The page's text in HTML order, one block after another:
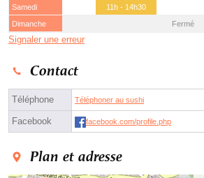
Samedi
11h - 14h30
Dimanche
Fermé
Signaler une erreur
Contact
Téléphone Téléphoner au sushi
Facebook facebook.com/profile.php
Plan et adresse